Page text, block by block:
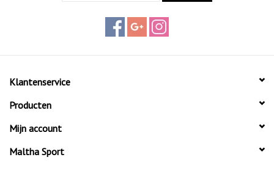
Klantenservice
Producten
Mijn account
Maltha Sport